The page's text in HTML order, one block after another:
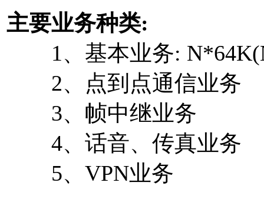
主要业务种类:
1、基本业务:
2、点到点通信业务
3、帧中继业务
4、话音、传真业务
5、 VPN业务